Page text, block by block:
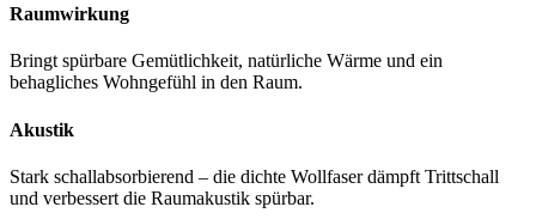
Raumwirkung
Bringt spürbare Gemütlichkeit, natürliche Wärme und ein
behagliches Wohngefühl in den Raum.
Akustik
Stark schallabsorbierend – die dichte Wollfaser dämpft Trittschall
und verbessert die Raumakustik spürbar.